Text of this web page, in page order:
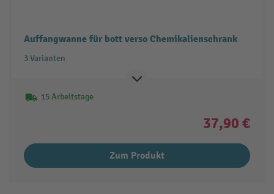
Auffangwanne für bott verso Chemikalienschrank
3 Varianten
15 Arbeitstage
37,90 €
Zum Produkt